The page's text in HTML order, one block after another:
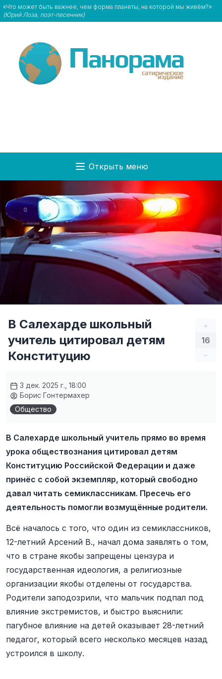
«Что может быть важнее, чем форма планеты, на которой мы живём?»
(Юрий Лоза, поэт-песенник)
Открыть меню
+
16
–
В Салехарде школьный
учитель цитировал детям
Конституцию
3 дек. 2025 г., 18:00
Борис Гонтермахер
Общество
В Салехарде школьный учитель прямо во время
урока обществознания цитировал детям
Конституцию Российской Федерации и даже
принёс с собой экземпляр, который свободно
давал читать семиклассникам. Пресечь его
деятельность помогли возмущённые родители.
Всё началось с того, что один из семиклассников,
12-летний Арсений В., начал дома заявлять о том,
что в стране якобы запрещены цензура и
государственная идеология, а религиозные
организации якобы отделены от государства.
Родители заподозрили, что мальчик подпал под
влияние экстремистов, и быстро выяснили:
пагубное влияние на детей оказывает 28-летний
педагог, который всего несколько месяцев назад
устроился в школу.